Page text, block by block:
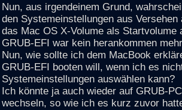
Nun, aus irgendeinem Grund,
den Systemeinstellungen aus
das Mac OS X-Volume als Startvolume
GRUB-EFI war kein herankommen
Nun, wie sollte ich dem MacBook
GRUB-EFI booten will, wenn ich es
Systemeinstellungen auswählen kann?
Ich könnte ja auch wieder auf GRUB-
wechseln, so wie ich es kurz zuvor